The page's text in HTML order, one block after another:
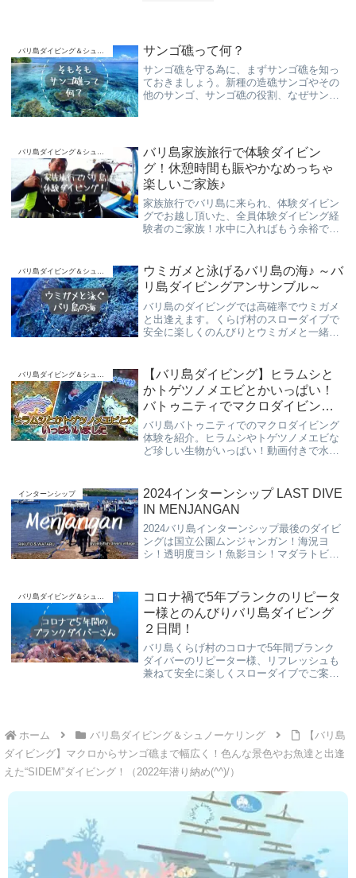
サンゴ礁って何？
サンゴ礁を守る為に、まずサンゴ礁を知っ
ておきましょう。新種の造礁サンゴやその
他のサンゴ、サンゴ礁の役割、なぜサンゴ
バリ島ダイビング＆シュノーケリング
バリ島家族旅行で体験ダイビン
グ！休憩時間も賑やかなめっちゃ
楽しいご家族♪
家族旅行でバリ島に来られ、体験ダイビン
グでお越し頂いた、全員体験ダイビング経
験者のご家族！水中に入ればもう余裕で、
バリ島体験ダイビングは楽しい！
バリ島ダイビング＆シュノーケリング
ウミガメと泳げるバリ島の海♪ ～バ
リ島ダイビングアンサンブル～
バリ島のダイビングでは高確率でウミガメ
と出逢えます。くらげ村のスローダイブで
安全に楽しくのんびりとウミガメと一緒に
【バリ島ダイビング】ヒラムシと
かトゲツノメエビとかいっぱい！
バトゥニティでマクロダイビング
(#^^#)
バリ島バトゥニティでのマクロダイビング
体験を紹介。ヒラムシやトゲツノメエビな
ど珍しい生物がいっぱい！動画付きで水中
インターンシップ
2024インターンシップ LAST DIVE
IN MENJANGAN
2024バリ島インターンシップ最後のダイビ
ングは国立公園ムンジャンガン！海況ヨ
シ！透明度ヨシ！魚影ヨシ！マダラトビエ
バリ島ダイビング＆シュノーケリング
コロナ禍で5年ブランクのリピータ
ー様とのんびりバリ島ダイビング
２日間！
バリ島くらげ村のコロナで5年間ブランク
ダイバーのリピーター様、リフレッシュも
兼ねて安全に楽しくスローダイブでご案内
ホーム
バリ島ダイビング＆シュノーケリング
【バリ島
ダイビング】マクロからサンゴ礁まで幅広く！色んな景色やお魚達と出逢
えた“SIDEM”ダイビング！（2022年潜り納め(^^)/）